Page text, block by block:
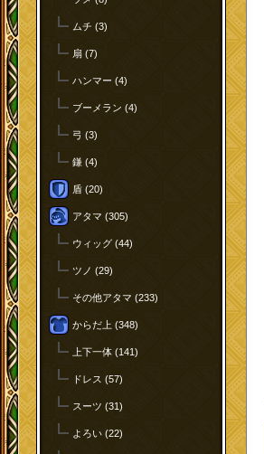
ムチ (3)
扇 (7)
ハンマー (4)
ブーメラン (4)
弓 (3)
鎌 (4)
盾 (20)
アタマ (305)
ウィッグ (44)
ツノ (29)
その他アタマ (233)
からだ上 (348)
上下一体 (141)
ドレス (57)
スーツ (31)
よろい (22)